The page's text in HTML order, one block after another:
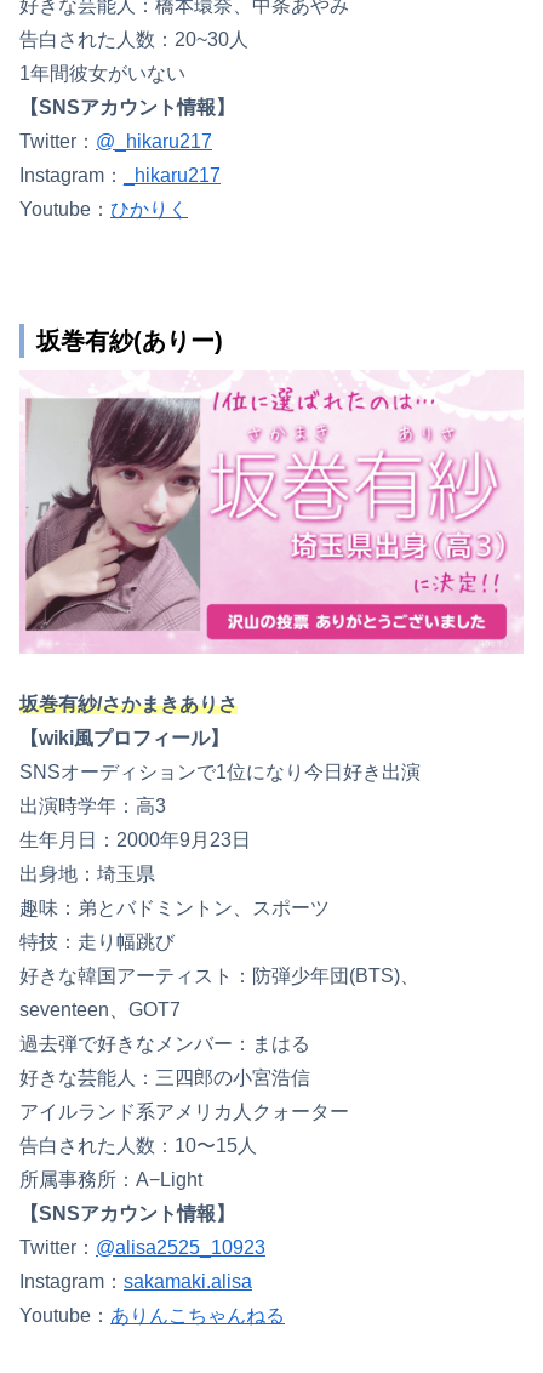
好きな芸能人：橋本環奈、中条あやみ
告白された人数：20~30人
1年間彼女がいない
【SNSアカウント情報】
Twitter： @_hikaru217
Instagram：
_hikaru217
Youtube： ひかりく
坂巻有紗(ありー)
坂巻有紗/さかまきありさ
【wiki風プロフィール】
SNSオーディションで1位になり今日好き出演
出演時学年：高3
生年月日：2000年9月23日
出身地：埼玉県
趣味：弟とバドミントン、スポーツ
特技：走り幅跳び
好きな韓国アーティスト：防弾少年団(BTS)、
seventeen、GOT7
過去弾で好きなメンバー：まはる
好きな芸能人：三四郎の小宮浩信
アイルランド系アメリカ人クォーター
告白された人数：10〜15人
所属事務所：A−Light
【SNSアカウント情報】
Twitter： @alisa2525_10923
Instagram： sakamaki.alisa
Youtube： ありんこちゃんねる